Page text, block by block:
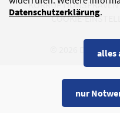
Datenschutzerklärung.
alles
nur
COOKIE-
© 2026